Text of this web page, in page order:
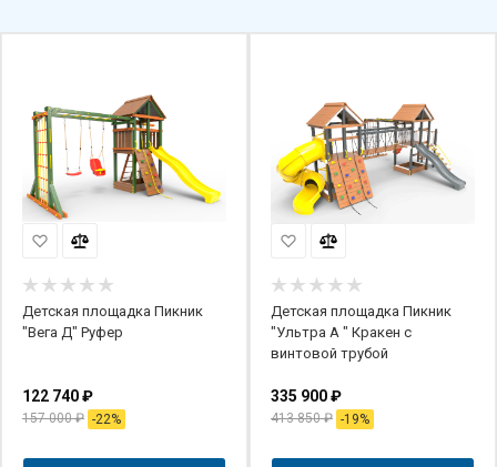
Детская площадка Пикник
"Вега Д" Руфер
122 740₽
157 000₽ -22%
Детская площадка Пикник
"Ультра А " Кракен с
винтовой трубой
335 900₽
413 850₽ -19%